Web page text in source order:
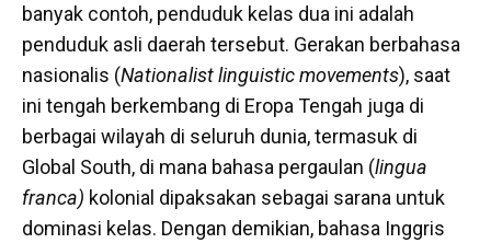
banyak contoh, penduduk kelas dua ini adalah
penduduk asli daerah tersebut. Gerakan berbahasa
nasionalis (Nationalist linguistic movements), saat
ini tengah berkembang di Eropa Tengah juga di
berbagai wilayah di seluruh dunia, termasuk di
Global South, di mana bahasa pergaulan (lingua
franca) kolonial dipaksakan sebagai sarana untuk
dominasi kelas. Dengan demikian, bahasa Inggris